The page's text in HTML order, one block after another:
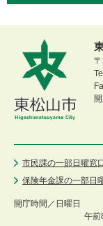
市民課の一部日曜窓
保険年金課の一部日
開庁時間／ 日曜日
午前